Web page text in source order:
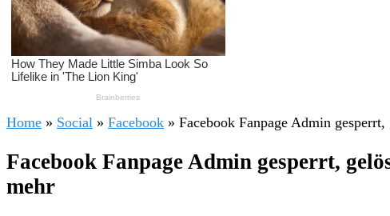
Home » Social » Facebook » Facebook Fanpage Admin
Facebook Fanpage Admin gesperrt,
mehr